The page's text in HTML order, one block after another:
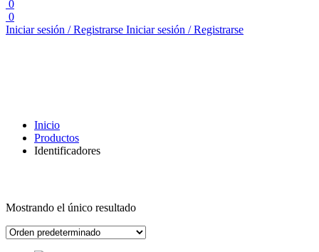
0
0
Iniciar sesión / Registrarse Iniciar sesión / Registrarse
Inicio
Productos
Identificadores
Mostrando el único resultado